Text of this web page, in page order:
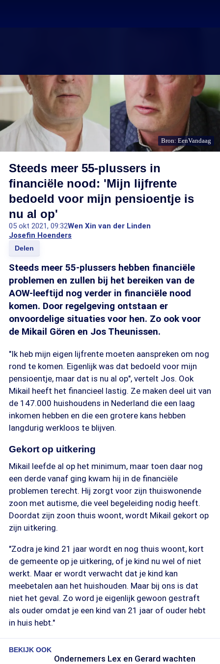
Bron: EenVandaag
Steeds meer 55-plussers in
financiële nood: 'Mijn lijfrente
bedoeld voor mijn pensioentje is
nu al op'
05 okt 2021, 09:32Wen Xin van der Linden
Josefin Hoenders
Delen
Steeds meer 55-plussers hebben financiële
problemen en zullen bij het bereiken van de
AOW-leeftijd nog verder in financiële nood
komen. Door regelgeving ontstaan er
onvoordelige situaties voor hen. Zo ook voor
de Mikail Gören en Jos Theunissen.
"Ik heb mijn eigen lijfrente moeten aanspreken om nog
rond te komen. Eigenlijk was dat bedoeld voor mijn
pensioentje, maar dat is nu al op", vertelt Jos. Ook
Mikail heeft het financieel lastig. Ze maken deel uit van
de 147.000 huishoudens in Nederland die een laag
inkomen hebben en die een grotere kans hebben
langdurig werkloos te blijven.
Gekort op uitkering
Mikail leefde al op het minimum, maar toen daar nog
een derde vanaf ging kwam hij in de financiële
problemen terecht. Hij zorgt voor zijn thuiswonende
zoon met autisme, die veel begeleiding nodig heeft.
Doordat zijn zoon thuis woont, wordt Mikail gekort op
zijn uitkering.
"Zodra je kind 21 jaar wordt en nog thuis woont, kort
de gemeente op je uitkering, of je kind nu wel of niet
werkt. Maar er wordt verwacht dat je kind kan
meebetalen aan het huishouden. Maar bij ons is dat
niet het geval. Zo word je eigenlijk gewoon gestraft
als ouder omdat je een kind van 21 jaar of ouder hebt
in huis hebt."
BEKIJK OOK
Ondernemers Lex en Gerard wachten